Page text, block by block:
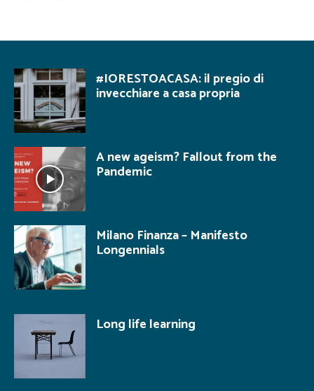
#IORESTOACASA: il pregio di
invecchiare a casa propria
A new ageism? Fallout from the
Pandemic
Milano Finanza – Manifesto
Longennials
Long life learning